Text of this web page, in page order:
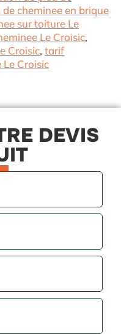
cheminee en brique
sur toiture Le
Le Croisic,
Croisic, tarif
Croisic
DEVIS